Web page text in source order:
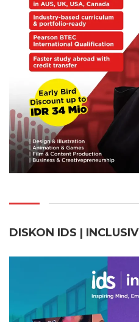
DISKON IDS | INCLUSIV